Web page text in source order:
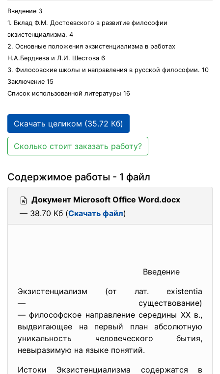
Введение 3
1. Вклад Ф.М. Достоевского в развитие философии
экзистенциализма. 4
2. Основные положения экзистенциализма в работах
Н.А.Бердяева и Л.И. Шестова 6
3. Филосовские школы и направления в русской философии. 10
Заключение 15
Список использованной литературы 16
Скачать целиком (35.72 Кб)
Сколько стоит заказать работу?
Содержимое работы - 1 файл
Документ Microsoft Office Word.docx
— 38.70 Кб (Скачать файл)
Введение
Экзистенциализм (от лат. existentia
— существование)
— философское направлениесередины ХХ в.,
выдвигающее на первый план абсолютную
уникальность человеческого бытия,
невыразимую на языке понятий.
Истоки Экзистенциализма содержатся в